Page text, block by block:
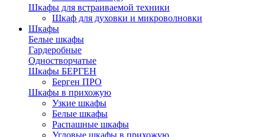
Шкафы для встраиваемой техники
Шкаф для духовки и микроволновки
Шкафы
Белые шкафы
Гардеробные
Одностворчатые
Шкафы БЕРГЕН
Берген ПРО
Шкафы в прихожую
Узкие шкафы
Белые шкафы
Распашные шкафы
Угловые шкафы в прихожую